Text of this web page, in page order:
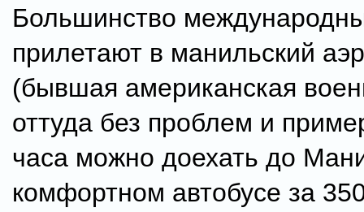
Большинство
прилетают в манильский
(бывшая американская
оттуда без проблем и
часа можно доехать до
комфортном автобусе за